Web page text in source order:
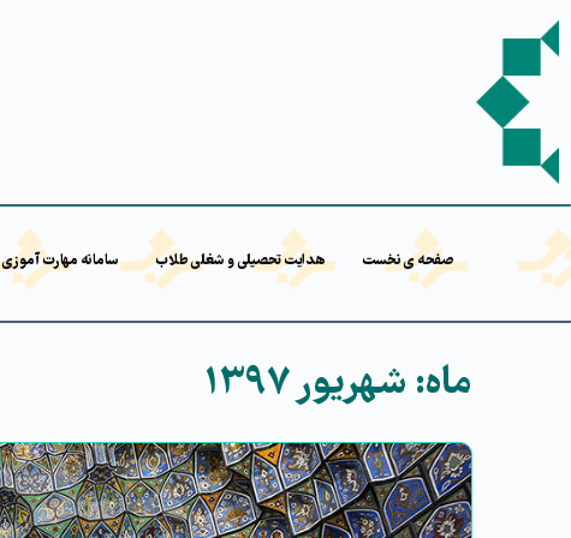
صفحه ی نخست هدایت تحصیلی و شغلی طلاب سامانه مهارت آموزی
ماه: شهریور ۱۳۹۷